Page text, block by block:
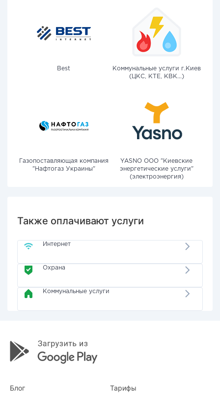
Best
Коммунальные услуги г.Киев
(ЦКС, КТЕ, КВК...)
Газопоставляющая компания
"Нафтогаз Украины"
YASNO OOO "Киевские
энергетические услуги"
(электроэнергия)
Также оплачивают услуги
Интернет
Охрана
Коммунальные услуги
Блог Тарифы